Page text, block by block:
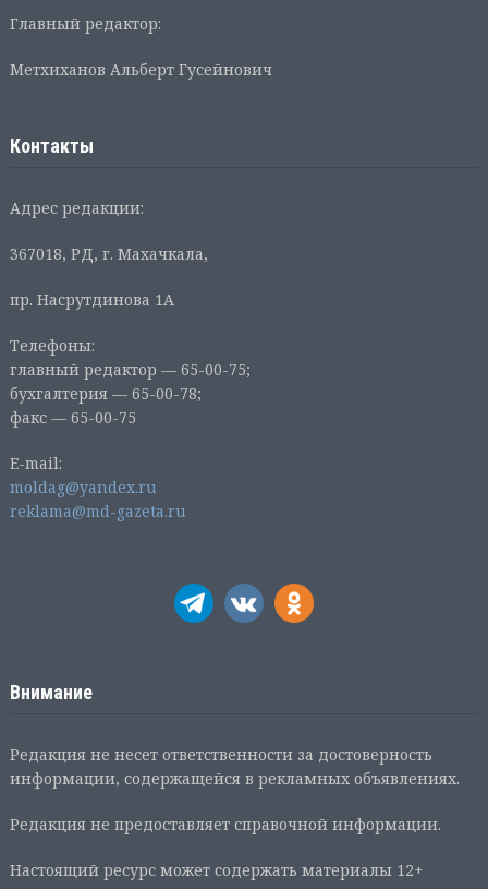
Главный редактор:
Метхиханов Альберт Гусейнович
Контакты
Адрес редакции:
367018, РД, г. Махачкала,
пр. Насрутдинова 1А
Телефоны:
главный редактор — 65-00-75;
бухгалтерия — 65-00-78;
факс — 65-00-75
E-mail:
moldag@yandex.ru
reklama@md-gazeta.ru
Внимание
Редакция не несет ответственности за достоверность
информации, содержащейся в рекламных объявлениях.
Редакция не предоставляет справочной информации.
Настоящий ресурс может содержать материалы 12+